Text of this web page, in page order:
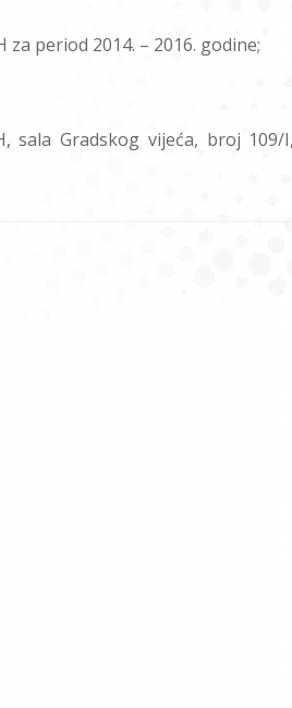
period 2014. – 2016. godine;
sala Gradskog vijeća, broj